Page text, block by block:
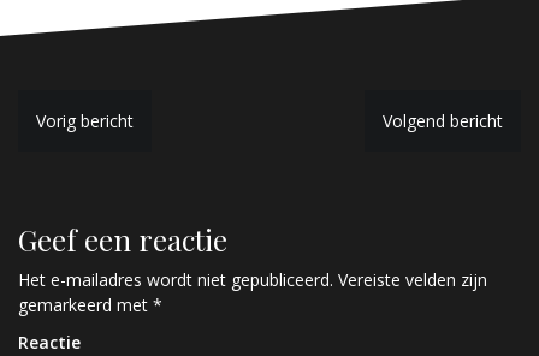
B
i
c
h
Vorig bericht Volgend bericht
Geef een reactie
Het e-mailadres wordt niet gepubliceerd. Vereiste velden zijn
gemarkeerd met *
Reactie